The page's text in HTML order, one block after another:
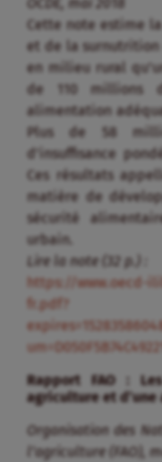
OCDE, mai 2018
Cette note estime
et de la surnutrition
en milieu rural
de 110 millions
alimentation
Plus de 58
d’insuffisance
Ces résultats
matière de
sécurité
urbain.
Lire la note (32 p.) :
https://www.oecd-
fr.pdf?
Rapport FAO :
agriculture et
Organisation des
l’agriculture (FAO),